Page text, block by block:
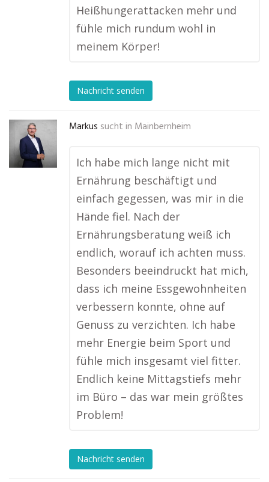
Heißhungerattacken mehr und
fühle mich rundum wohl in
meinem Körper!
Nachricht senden
Markus sucht in Mainbernheim
Ich habe mich lange nicht mit
Ernährung beschäftigt und
einfach gegessen, was mir in die
Hände fiel. Nach der
Ernährungsberatung weiß ich
endlich, worauf ich achten muss.
Besonders beeindruckt hat mich,
dass ich meine Essgewohnheiten
verbessern konnte, ohne auf
Genuss zu verzichten. Ich habe
mehr Energie beim Sport und
fühle mich insgesamt viel fitter.
Endlich keine Mittagstiefs mehr
im Büro – das war mein größtes
Problem!
Nachricht senden